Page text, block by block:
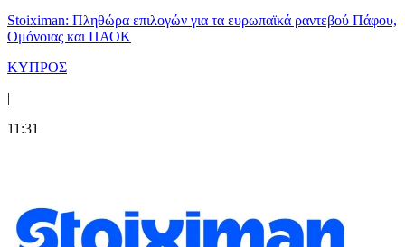
Stoiximan: Πληθώρα επιλογών για τα ευρωπαϊκά ραντεβού Πάφου,
Ομόνοιας και ΠΑΟΚ
ΚΥΠΡΟΣ
|
11:31